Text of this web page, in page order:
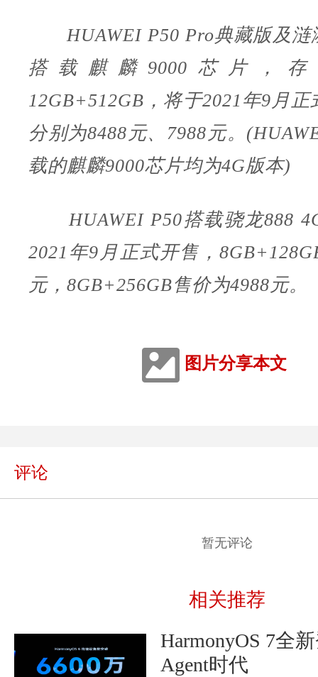
HUAWEI P50 Pro典藏版及涟
搭载麒麟9000芯片，
12GB+512GB，将于2021年9月
分别为8488元、7988元。
载的麒麟9000芯片均为4G版本)
HUAWEI P50搭载骁龙888
2021年9月正式开售，
元，8GB+256GB售价为4988元。
图片分享本文
评论
暂无评论
相关推荐
HarmonyOS 7全
Agent时代